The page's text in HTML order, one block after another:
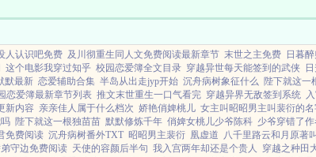
人认识吧免费 及川彻重生同人文免费阅读最新章节 末世之主免费 日暮
这个电影我穿过知乎 校园恋爱簿全文目录 穿越异世每天能签到的武侠
默最新 恋爱辅助合集 半岛从出走jyp开始 沉舟病树象征什么 陛下就这一
恋爱簿最新章节列表 推文末世重生一口气看完 穿越异界无敌签到系统
新内容 亲亲佳人属于什么档次 娇艳俏婢桃儿 女主叫昭昭男主叫裴衍的
陛下就这一根独苗苗 默默修炼千年 俏婢女桃儿少爷陈科 少爷穿错了
免费阅读 沉舟病树番外TXT 昭昭男主裴衍 凰虚道 八千里路云和月原著
守边免费阅读 天使的容颜后半句 我入宫两年却还是个贵人 穿越之种田